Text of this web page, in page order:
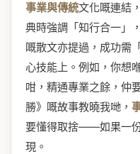
事業與傳統文化嘅連結
典時強調「知行合一」
嘅散文亦提過，成功需
心技能上。例如，你想
咁，精通專業之餘，仲
勝》嘅故事教曉我哋，
要懂得取捨——如果一
現。